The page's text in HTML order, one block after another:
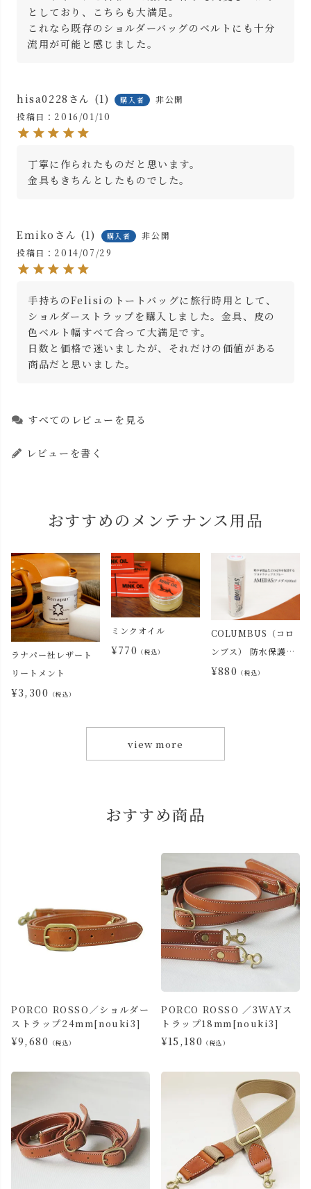
としており、こちらも大満足。
これなら既存のショルダーバッグのベルトにも十分
流用が可能と感じました。
hisa0228 1 購入者
非公開
投稿日
2016/01/10
丁寧に作られたものだと思います。
金具もきちんとしたものでした。
Emiko 1 購入者
非公開
投稿日
2014/07/29
手持ちのFelisiのトートバッグに旅行時用として、
ショルダーストラップを購入しました。金具、皮の
色ベルト幅すべて合って大満足です。
日数と価格で迷いましたが、それだけの価値がある
商品だと思いました。
すべてのレビューを見る
レビューを書く
おすすめのメンテナンス用品
ラナパー社レザート
リートメント
¥3,300 （税込）
ミンクオイル
¥770 （税込）
COLUMBUS（コロ
ンブス） 防水保護ス
プレー「アメダス」
¥880 （税込）
view more
おすすめ商品
PORCO ROSSO／ショルダー
ストラップ24mm[nouki3]
¥9,680 （税込）
PORCO ROSSO ／3WAYス
トラップ18mm[nouki3]
¥15,180 （税込）